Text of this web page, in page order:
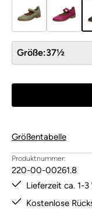
Größe:37½
Größentabelle
Produktnummer:
220-00-00261.8
Lieferzeit ca. 1-
Kostenlose